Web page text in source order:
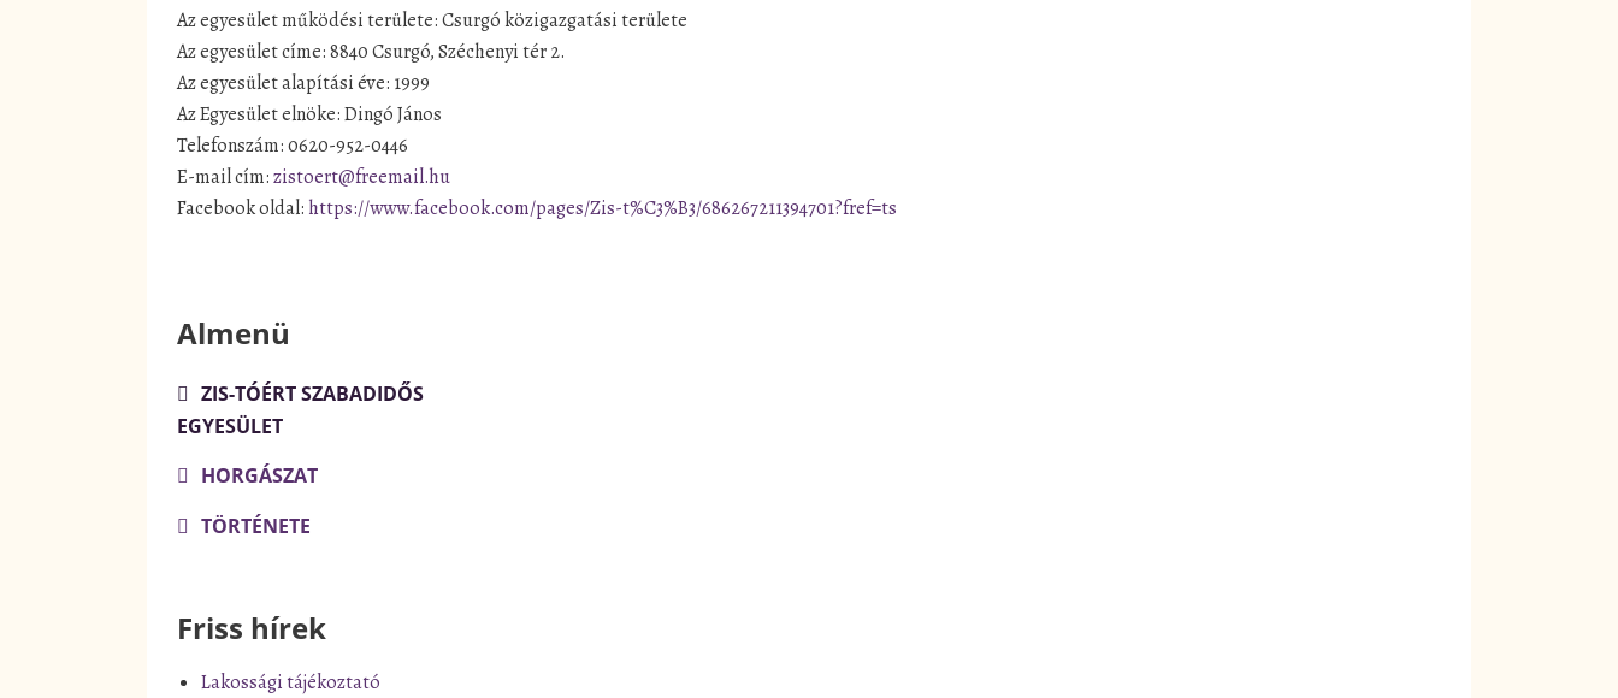
Az egyesület működési területe: Csurgó közigazgatási területe
Az egyesület címe: 8840 Csurgó, Széchenyi tér 2.
Az egyesület alapítási éve: 1999
Az Egyesület elnöke: Dingó János
Telefonszám: 0620-952-0446
E-mail cím:zistoert@freemail.hu
Facebook oldal: https://www.facebook.com/pages/Zis-t%C3%B3/686267211394701?fref=ts
Almenü
ZIS-TÓÉRT SZABADIDŐS
EGYESÜLET
HORGÁSZAT
TÖRTÉNETE
Friss hírek
Lakossági tájékoztató